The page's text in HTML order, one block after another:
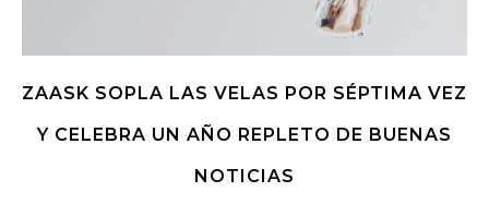
ZAASK SOPLA LAS VELAS POR SÉPTIMA VEZ
Y CELEBRA UN AÑO REPLETO DE BUENAS
NOTICIAS